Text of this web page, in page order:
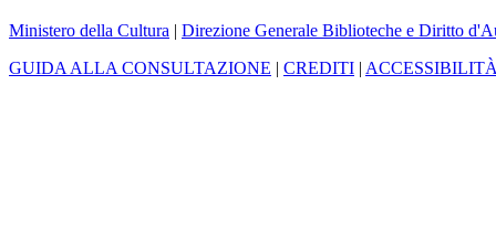
Ministero della Cultura | Direzione Generale Biblioteche e Diritto
GUIDA ALLA CONSULTAZIONE | CREDITI |